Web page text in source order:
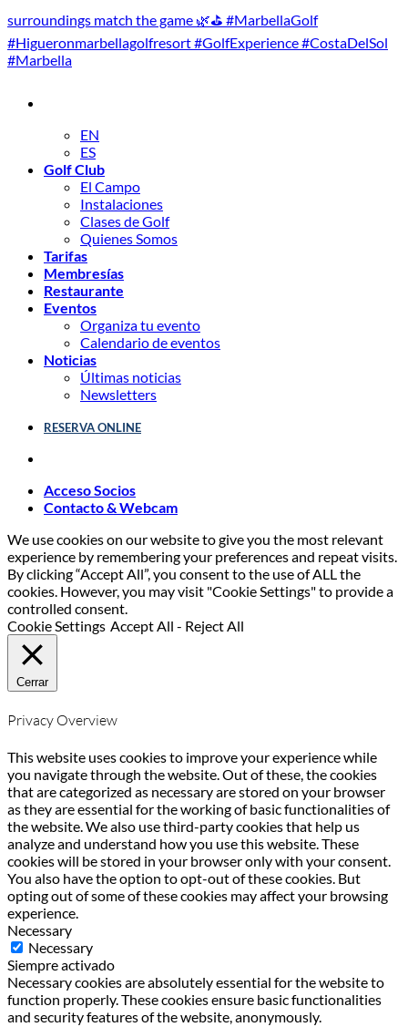
EN
ES
Golf Club
El Campo
Instalaciones
Clases de Golf
Quienes Somos
Tarifas
Membresías
Restaurante
Eventos
Organiza tu evento
Calendario de eventos
Noticias
Últimas noticias
Newsletters
RESERVA ONLINE
Acceso Socios
Contacto & Webcam
We use cookies on our website to give you the most relevant
experience by remembering your preferences and repeat visits.
By clicking “Accept All”, you consent to the use of ALL the
cookies. However, you may visit "Cookie Settings" to provide a
controlled consent.
Cookie Settings Accept All - Reject All
Cerrar
Privacy Overview
This website uses cookies to improve your experience while
you navigate through the website. Out of these, the cookies
that are categorized as necessary are stored on your browser
as they are essential for the working of basic functionalities of
the website. We also use third-party cookies that help us
analyze and understand how you use this website. These
cookies will be stored in your browser only with your consent.
You also have the option to opt-out of these cookies. But
opting out of some of these cookies may affect your browsing
experience.
Necessary
Necessary
Siempre activado
Necessary cookies are absolutely essential for the website to
function properly. These cookies ensure basic functionalities
and security features of the website, anonymously.